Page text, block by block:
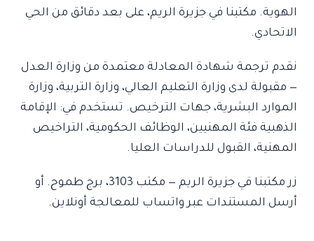
الهوية. مكتبنا في جزيرة الريم، على بعد دقائق من الحي
الاتحادي.
نقدم ترجمة شهادة المعادلة معتمدة من وزارة العدل
— مقبولة لدى وزارة التعليم العالي، وزارة التربية، وزارة
الموارد البشرية، جهات الترخيص. تستخدم في: الإقامة
الذهبية فئة المهنيين، الوظائف الحكومية، التراخيص
المهنية، القبول للدراسات العليا.
زر مكتبنا في جزيرة الريم — مكتب 3103، برج طموح. أو
أرسل المستندات عبر واتساب للمعالجة أونلاين.